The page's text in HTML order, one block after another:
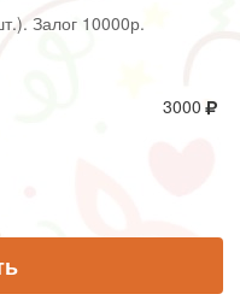
Залог 10000р.
3000